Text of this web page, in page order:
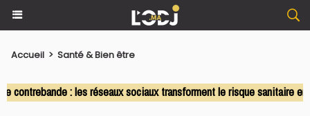
Accueil > Santé & Bien être
: les réseaux sociaux transforment le risque sanitaire en